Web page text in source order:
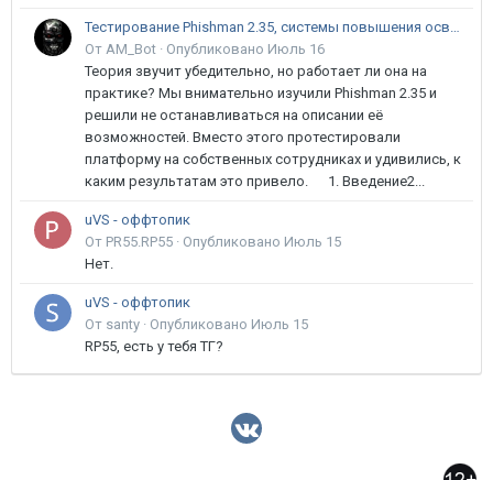
Тестирование Phishman 2.35, системы повышения осведомлённости пользователей в сфере ИБ
От AM_Bot · Опубликовано Июль 16
Теория звучит убедительно, но работает ли она на
практике? Мы внимательно изучили Phishman 2.35 и
решили не останавливаться на описании её
возможностей. Вместо этого протестировали
платформу на собственных сотрудниках и удивились, к
каким результатам это привело. 1. Введение2...
uVS - оффтопик
От PR55.RP55 · Опубликовано Июль 15
Нет.
uVS - оффтопик
От santy · Опубликовано Июль 15
RP55, есть у тебя ТГ?